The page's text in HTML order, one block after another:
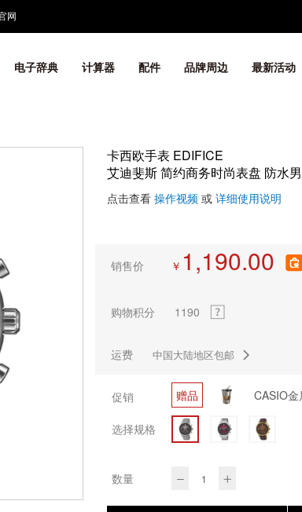
网
电子辞典 计算器 配件 品牌周边 最新活动
卡西欧手表 EDIFICE
艾迪斐斯 简约商务时尚表盘 防水
点击查看 操作视频 或 详细使用说明
销售价 ￥ 1,190.00
购物积分 1190
运费 中国大陆地区包邮
促销 赠品
选择规格
数量